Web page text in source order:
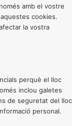
amb el vostre
cookies.
la vostra
perquè el lloc
inclou galetes
de seguretat del lloc
personal.